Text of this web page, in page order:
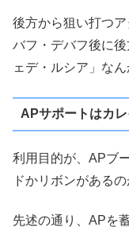
後方から狙い打つア
バフ・デバフ後に
ェデ・ルシア」な
APサポートはカ
利用目的が、APブ
ドかリボンがあるの
先述の通り、APを